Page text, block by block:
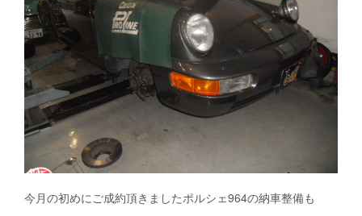
今月の初めにご成約頂きましたポルシェ964の納車整備も